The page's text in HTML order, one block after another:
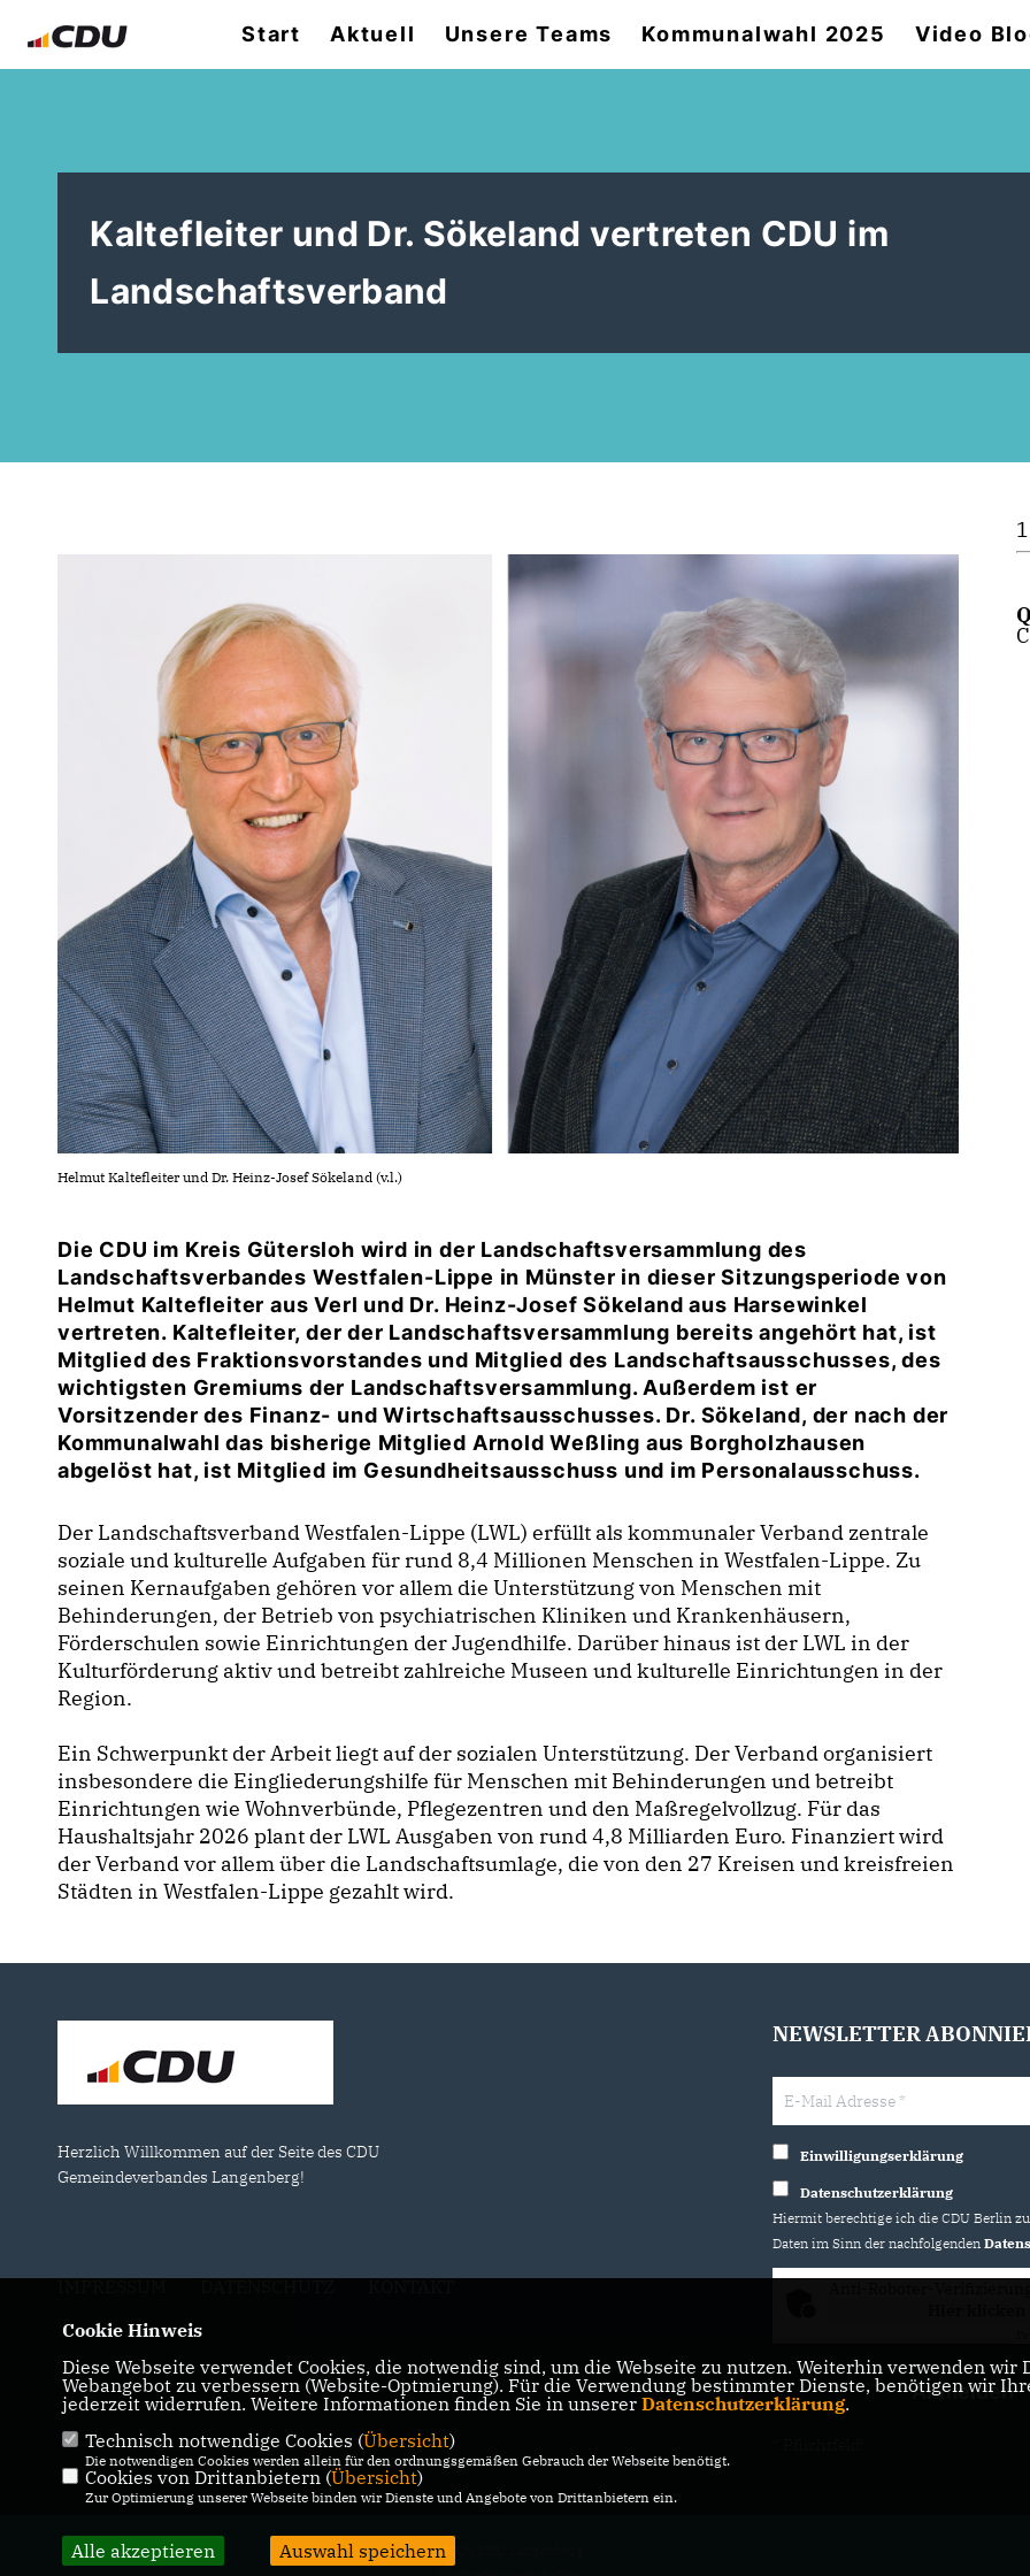
Start Aktuell Unsere Teams Kommunalwahl 2025 Video
Kaltefleiter und Dr. Sökeland vertreten CDU im
Landschaftsverband
Helmut Kaltefleiter und Dr. Heinz-Josef Sökeland (v.l.)
Die CDU im Kreis Gütersloh wird in der Landschaftsversammlung des
Landschaftsverbandes Westfalen-Lippe in Münster in dieser Sitzungsperiode von
Helmut Kaltefleiter aus Verl und Dr. Heinz-Josef Sökeland aus Harsewinkel
vertreten. Kaltefleiter, der der Landschaftsversammlung bereits angehört hat, ist
Mitglied des Fraktionsvorstandes und Mitglied des Landschaftsausschusses, des
wichtigsten Gremiums der Landschaftsversammlung. Außerdem ist er
Vorsitzender des Finanz- und Wirtschaftsausschusses. Dr. Sökeland, der nach der
Kommunalwahl das bisherige Mitglied Arnold Weßling aus Borgholzhausen
abgelöst hat, ist Mitglied im Gesundheitsausschuss und im Personalausschuss.
Der Landschaftsverband Westfalen-Lippe (LWL) erfüllt als kommunaler Verband zentrale
soziale und kulturelle Aufgaben für rund 8,4 Millionen Menschen in Westfalen-Lippe. Zu
seinen Kernaufgaben gehören vor allem die Unterstützung von Menschen mit
Behinderungen, der Betrieb von psychiatrischen Kliniken und Krankenhäusern,
Förderschulen sowie Einrichtungen der Jugendhilfe. Darüber hinaus ist der LWL in der
Kulturförderung aktiv und betreibt zahlreiche Museen und kulturelle Einrichtungen in der
Region.
Ein Schwerpunkt der Arbeit liegt auf der sozialen Unterstützung. Der Verband organisiert
insbesondere die Eingliederungshilfe für Menschen mit Behinderungen und betreibt
Einrichtungen wie Wohnverbünde, Pflegezentren und den Maßregelvollzug. Für das
Haushaltsjahr 2026 plant der LWL Ausgaben von rund 4,8 Milliarden Euro. Finanziert wird
der Verband vor allem über die Landschaftsumlage, die von den 27 Kreisen und kreisfreien
Städten in Westfalen-Lippe gezahlt wird.
Herzlich Willkommen auf der Seite des CDU
Gemeindeverbandes Langenberg!
IMPRESSUM DATENSCHUTZ KONTAKT
NEWSLETTER
Einwilligungserklärung
Datenschutzerklärung
Hiermit berechtige ich die CDU Berlin
Daten im Sinn der nachfolgenden
@2026 CDU Langenberg
Cookie Hinweis
Diese Webseite verwendet Cookies, die notwendig sind, um die Webseite zu nutzen. Weiterhin verwenden
Webangebot zu verbessern (Website-Optmierung). Für die Verwendung bestimmter Dienste, benötigen wir
jederzeit widerrufen. Weitere Informationen finden Sie in unserer Datenschutzerklärung.
Technisch notwendige Cookies (Übersicht)
Die notwendigen Cookies werden allein für den ordnungsgemäßen Gebrauch der Webseite benötigt.
Cookies von Drittanbietern (Übersicht)
Zur Optimierung unserer Webseite binden wir Dienste und Angebote von Drittanbietern ein.
Alle akzeptieren Auswahl speichern